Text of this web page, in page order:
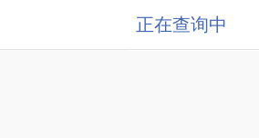
正在查询中